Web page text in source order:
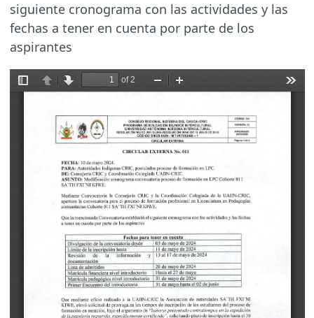
siguiente cronograma con las actividades y las
fechas a tener en cuenta por parte de los
aspirantes